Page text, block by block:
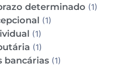
determinado (1)
(1)
(1)
(1)
bancárias (1)